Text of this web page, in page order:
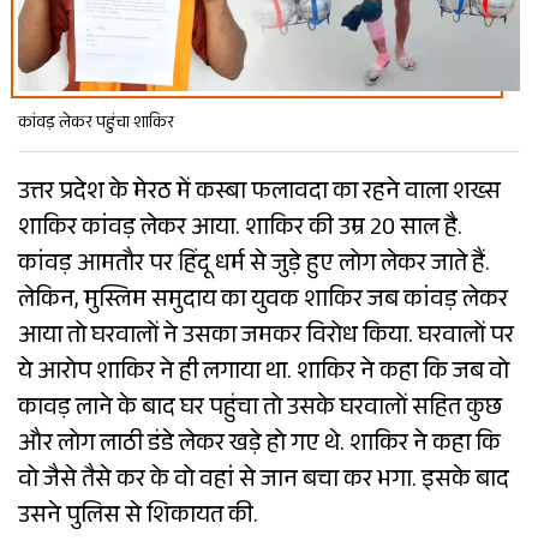
कांवड़ लेकर पहुंचा शाकिर
उत्तर प्रदेश के मेरठ में कस्बा फलावदा का रहने वाला शख्स
शाकिर कांवड़ लेकर आया. शाकिर की उम्र 20 साल है.
कांवड़ आमतौर पर हिंदू धर्म से जुड़े हुए लोग लेकर जाते हैं.
लेकिन, मुस्लिम समुदाय का युवक शाकिर जब कांवड़ लेकर
आया तो घरवालों ने उसका जमकर विरोध किया. घरवालों पर
ये आरोप शाकिर ने ही लगाया था. शाकिर ने कहा कि जब वो
कावड़ लाने के बाद घर पहुंचा तो उसके घरवालों सहित कुछ
और लोग लाठी डंडे लेकर खड़े हो गए थे. शाकिर ने कहा कि
वो जैसे तैसे कर के वो वहां से जान बचा कर भगा. इसके बाद
उसने पुलिस से शिकायत की.